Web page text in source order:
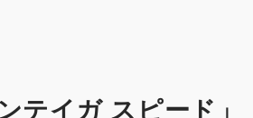
テイガ スピード」